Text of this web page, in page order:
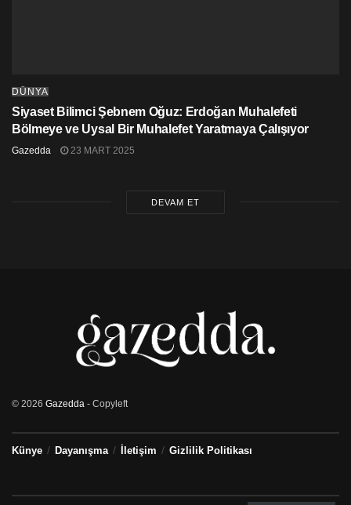
DÜNYA
Siyaset Bilimci Şebnem Oğuz: Erdoğan Muhalefeti
Bölmeye ve Uysal Bir Muhalefet Yaratmaya Çalışıyor
Gazedda 23 MART 2025
DEVAM ET
© 2026 Gazedda - Copyleft
Künye Dayanışma İletişim Gizlilik Politikası